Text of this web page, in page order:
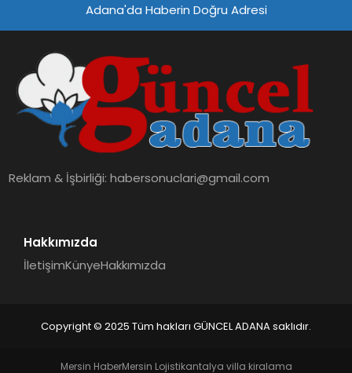
Adana'da Haberin Doğru Adresi
Reklam & İşbirliği:habersonuclari@gmail.com
Hakkımızda
İletişimKünyeHakkımızda
Copyright © 2025 Tüm hakları GÜNCEL ADANA saklıdır.
Mersin HaberMersin Lojistikantalya villa kiralama